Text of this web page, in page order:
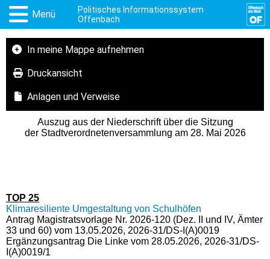
Menü
Politisches Informationssystem
Offenbach
In meine Mappe aufnehmen
Druckansicht
Anlagen und Verweise
Auszug aus der Niederschrift über die Sitzung
der Stadtverordnetenversammlung am 28. Mai 2026
TOP 25
Klimaresiliente Umgestaltung von Schulhöfen
Antrag Magistratsvorlage Nr. 2026-120 (Dez. II und IV, Ämter
33 und 60) vom 13.05.2026, 2026-31/DS-I(A)0019
Ergänzungsantrag Die Linke vom 28.05.2026, 2026-31/DS-
I(A)0019/1